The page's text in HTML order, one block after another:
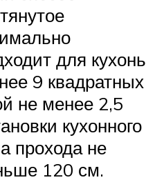
для кухонь
9 квадратных
не менее 2,5
кухонного
прохода не
120 см.